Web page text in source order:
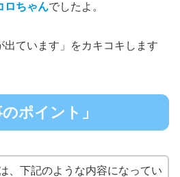
ロちゃんでしたよ。
ています」をカキコキします
ポイント」
、下記のような内容になってい